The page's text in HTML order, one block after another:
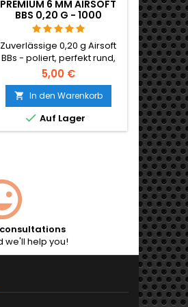
PREMIUM 6 MM AIRSOFT
BBS 0,20 G - 1000
SCHUSS, NICHT
KLEMMEND, GERADE
SCHIESSEND
Zuverlässige 0,20 g Airsoft
BBs - poliert, perfekt rund,
zuverlässige Zuführung
durch jedes Hop-Up. 1000
Schuss für Hi-Caps,
Gasgranaten und
Standardmagazine. Keine
Verklemmungsgarantie,
5,00 €
 In den Warenkorb
 Auf Lager
we'll help you!